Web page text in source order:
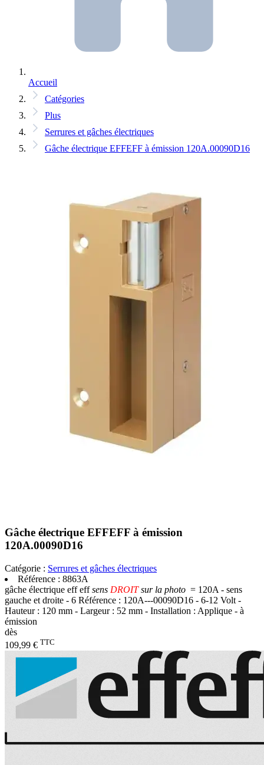
Accueil
Catégories
Plus
Serrures et gâches électriques
Gâche électrique EFFEFF à émission 120A.00090D16
Gâche électrique EFFEFF à émission
120A.00090D16
Catégorie : Serrures et gâches électriques
Référence : 8863A
gâche électrique eff effsens DROITsur la photo = 120A - sens
gauche et droite - 6 Référence : 120A---00090D16 - 6-12 Volt -
Hauteur : 120 mm - Largeur : 52 mm - Installation : Applique - à
émission
dès
109,99 € TTC